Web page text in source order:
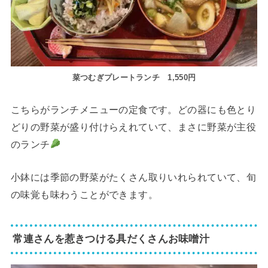
菜つむぎプレートランチ 1,550円
こちらがランチメニューの定食です。どの器にも色とり
どりの野菜が盛り付けらえれていて、まさに野菜が主役
のランチ
小鉢には季節の野菜がたくさん取りいれられていて、旬
の味覚も味わうことができます。
常連さんを惹きつける具だくさんお味噌汁